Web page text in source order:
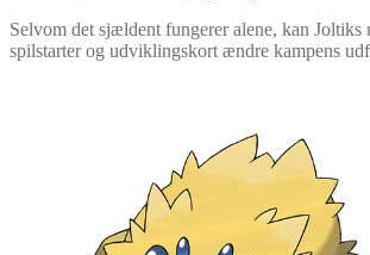
Selvom det sjældent fungerer alene, kan Joltiks
spilstarter og udviklingskort ændre kampens